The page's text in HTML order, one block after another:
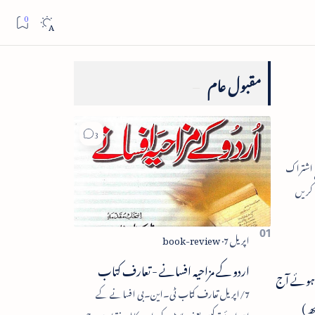
ہوئے آج
)
مقبول عام
اردو کے مزاحیہ افسانے - تعارف کتاب
7/اپریل تعارف کتاب ٹی۔این۔بی افسانے کے